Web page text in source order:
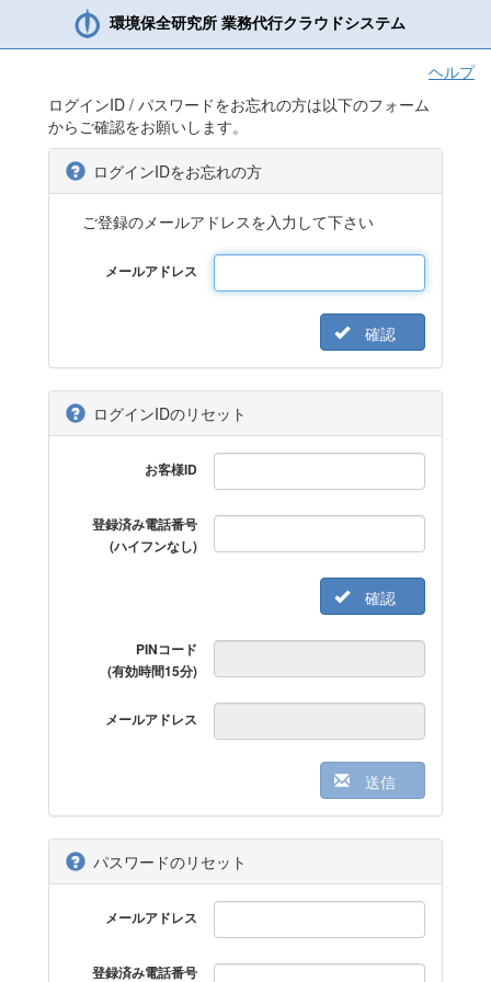
環境保全研究所 業務代行クラウドシステム
ヘルプ
ログインID / パスワードをお忘れの方は以下のフォーム
からご確認をお願いします。
ログインIDをお忘れの方
ご登録のメールアドレスを入力して下さい
メールアドレス
確認
ログインIDのリセット
お客様ID
登録済み電話番号
(ハイフンなし)
確認
PINコード
(有効時間15分)
メールアドレス
送信
パスワードのリセット
メールアドレス
登録済み電話番号